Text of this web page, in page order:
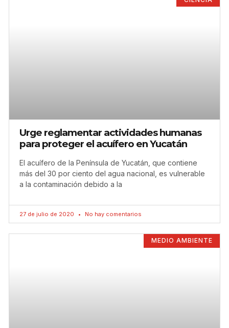
Urge reglamentar actividades humanas
para proteger el acuífero en Yucatán
El acuífero de la Península de Yucatán, que contiene
más del 30 por ciento del agua nacional, es vulnerable
a la contaminación debido a la
27 de julio de 2020 No hay comentarios
MEDIO AMBIENTE